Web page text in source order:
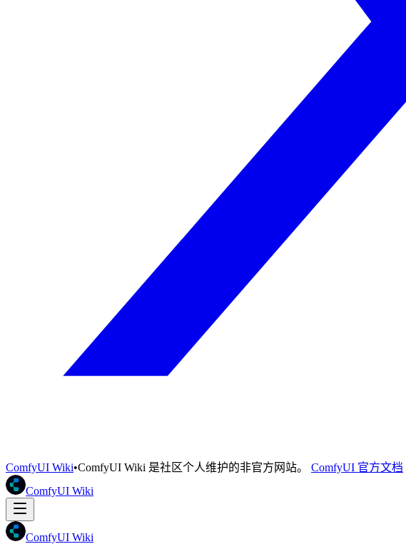
ComfyUI Wiki•ComfyUI Wiki 是社区个人维护的非官方网站。 ComfyUI 官方文档
ComfyUI Wiki
ComfyUI Wiki